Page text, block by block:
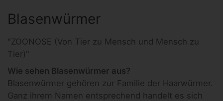
Blasenwürmer
"ZOONOSE (Von Tier zu Mensch und Mensch zu
Tier)"
Wie sehen Blasenwürmer aus?
Blasenwürmer gehören zur Familie der Haarwürmer.
Ganz ihrem Namen entsprechend handelt es sich